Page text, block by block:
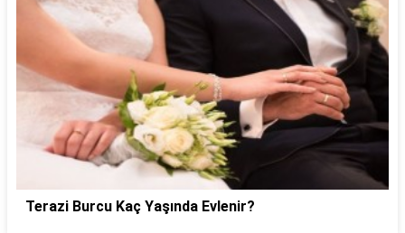
Terazi Burcu Kaç Yaşında Evlenir?